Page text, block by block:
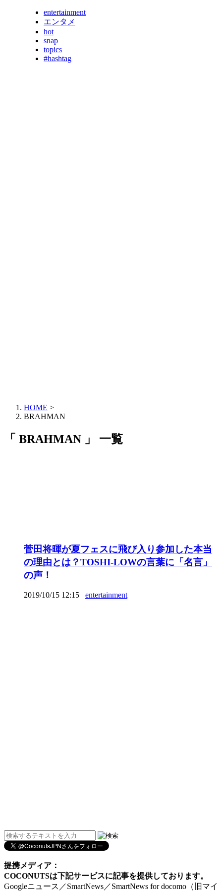
entertainment
エンタメ
hot
snap
topics
#hashtag
HOME >
BRAHMAN
「 BRAHMAN 」 一覧
菅田将暉が夏フェスに飛び入り参加した本当
の理由とは？TOSHI-LOWの言葉に「名言」
の声！
2019/10/15 12:15 entertainment
提携メディア：
COCONUTSは下記サービスに記事を提供しております。
Googleニュース／SmartNews／SmartNews for docomo（旧マイ